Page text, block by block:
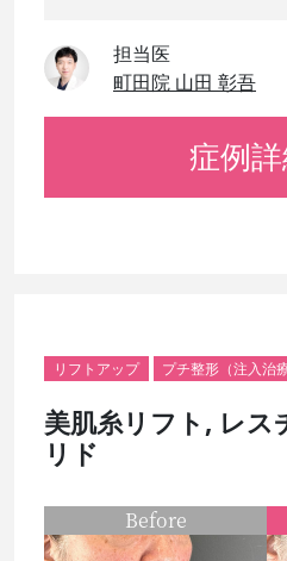
担当医
町田院 山田 彰吾
症例
リフトアップ プチ整形（注入治療
美肌糸リフト, レ
リド
Before